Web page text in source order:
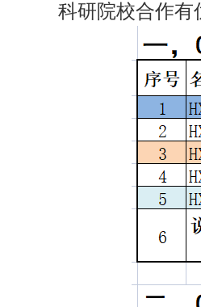
科研院校合作有